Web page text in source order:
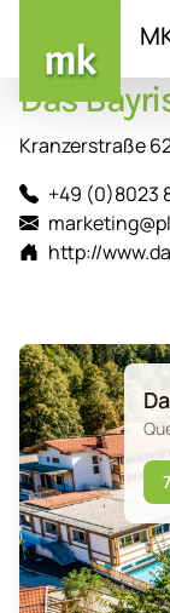
Inhalt
Das
Kranzerstraße
+49 (0)8023
http://